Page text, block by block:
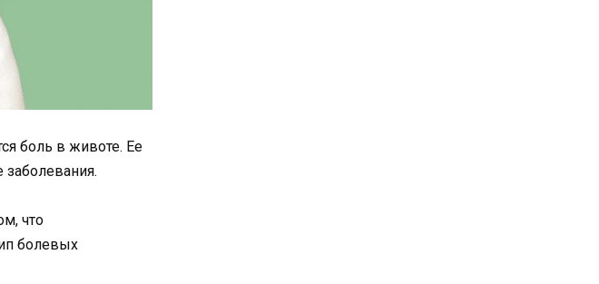
боль в животе. Ее
что
болевых